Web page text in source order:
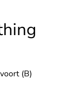
(B)